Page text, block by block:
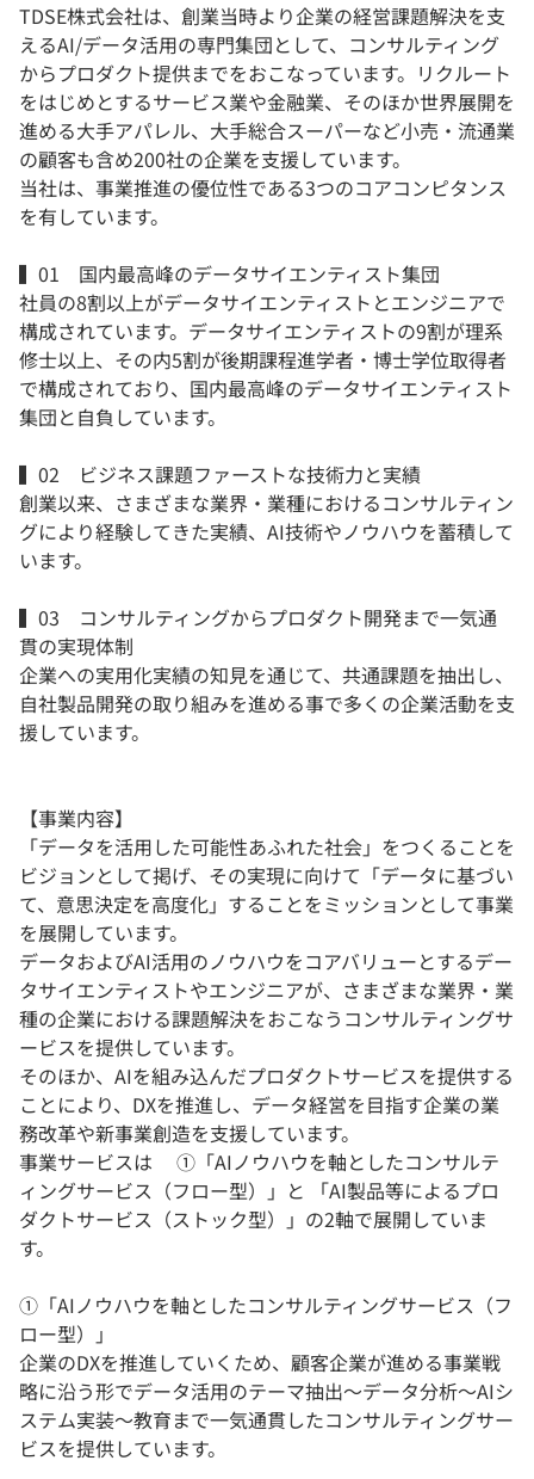
TDSE株式会社は、創業当時より企業の経営課題解決を支
えるAI/データ活用の専門集団として、コンサルティング
からプロダクト提供までをおこなっています。リクルート
をはじめとするサービス業や金融業、そのほか世界展開を
進める大手アパレル、大手総合スーパーなど小売・流通業
の顧客も含め200社の企業を支援しています。
当社は、事業推進の優位性である3つのコアコンピタンス
を有しています。
▍01 国内最高峰のデータサイエンティスト集団
社員の8割以上がデータサイエンティストとエンジニアで
構成されています。データサイエンティストの9割が理系
修士以上、その内5割が後期課程進学者・博士学位取得者
で構成されており、国内最高峰のデータサイエンティスト
集団と自負しています。
▍02 ビジネス課題ファーストな技術力と実績
創業以来、さまざまな業界・業種におけるコンサルティン
グにより経験してきた実績、AI技術やノウハウを蓄積して
います。
▍03 コンサルティングからプロダクト開発まで一気通
貫の実現体制
企業への実用化実績の知見を通じて、共通課題を抽出し、
自社製品開発の取り組みを進める事で多くの企業活動を支
援しています。
【事業内容】
「データを活用した可能性あふれた社会」をつくることを
ビジョンとして掲げ、その実現に向けて「データに基づい
て、意思決定を高度化」することをミッションとして事業
を展開しています。
データおよびAI活用のノウハウをコアバリューとするデー
タサイエンティストやエンジニアが、さまざまな業界・業
種の企業における課題解決をおこなうコンサルティングサ
ービスを提供しています。
そのほか、AIを組み込んだプロダクトサービスを提供する
ことにより、DXを推進し、データ経営を目指す企業の業
務改革や新事業創造を支援しています。
事業サービスは ①「AIノウハウを軸としたコンサルテ
ィングサービス（フロー型）」と 「AI製品等によるプロ
ダクトサービス（ストック型）」の2軸で展開していま
す。
①「AIノウハウを軸としたコンサルティングサービス（フ
ロー型）」
企業のDXを推進していくため、顧客企業が進める事業戦
略に沿う形でデータ活用のテーマ抽出〜データ分析〜AIシ
ステム実装〜教育まで一気通貫したコンサルティングサー
ビスを提供しています。